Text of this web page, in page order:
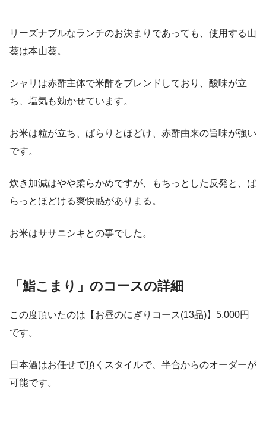
リーズナブルなランチのお決まりであっても、使用する山
葵は本山葵。
シャリは赤酢主体で米酢をブレンドしており、酸味が立
ち、塩気も効かせています。
お米は粒が立ち、ぱらりとほどけ、赤酢由来の旨味が強い
です。
炊き加減はやや柔らかめですが、もちっとした反発と、ぱ
らっとほどける爽快感がありまる。
お米はササニシキとの事でした。
「鮨こまり」のコースの詳細
この度頂いたのは【お昼のにぎりコース(13品)】5,000円
です。
日本酒はお任せで頂くスタイルで、半合からのオーダーが
可能です。